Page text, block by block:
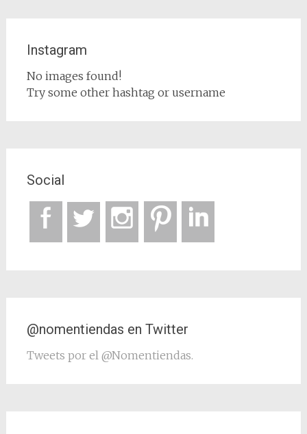
Instagram
No images found!
Try some other hashtag or username
Social
@nomentiendas en Twitter
Tweets por el @Nomentiendas.